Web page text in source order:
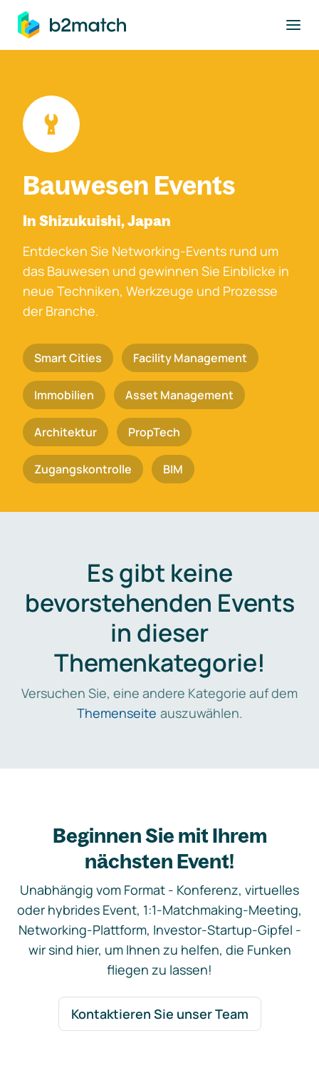
springen
Bauwesen Events
In Shizukuishi, Japan
Entdecken Sie Networking-Events rund um
das Bauwesen und gewinnen Sie Einblicke in
neue Techniken, Werkzeuge und Prozesse
der Branche.
Smart Cities Facility Management
Immobilien Asset Management
Architektur PropTech
Zugangskontrolle BIM
Es gibt keine
bevorstehenden Events
in dieser
Themenkategorie!
Versuchen Sie, eine andere Kategorie auf dem
Themenseite auszuwählen.
Beginnen Sie mit Ihrem
nächsten Event!
Unabhängig vom Format - Konferenz, virtuelles
oder hybrides Event, 1:1-Matchmaking-Meeting,
Networking-Plattform, Investor-Startup-Gipfel -
wir sind hier, um Ihnen zu helfen, die Funken
fliegen zu lassen!
Kontaktieren Sie unser Team